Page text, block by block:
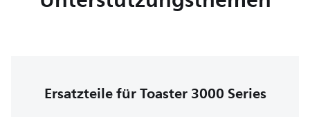
Ersatzteile für Toaster 3000 Series